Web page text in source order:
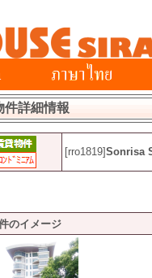
件詳細情報
[rro1819]Sonrisa
のイメージ